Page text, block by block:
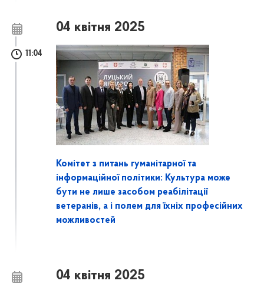
04 квітня 2025
11:04
Комітет з питань гуманітарної та
інформаційної політики: Культура може
бути не лише засобом реабілітації
ветеранів, а і полем для їхніх професійних
можливостей
04 квітня 2025